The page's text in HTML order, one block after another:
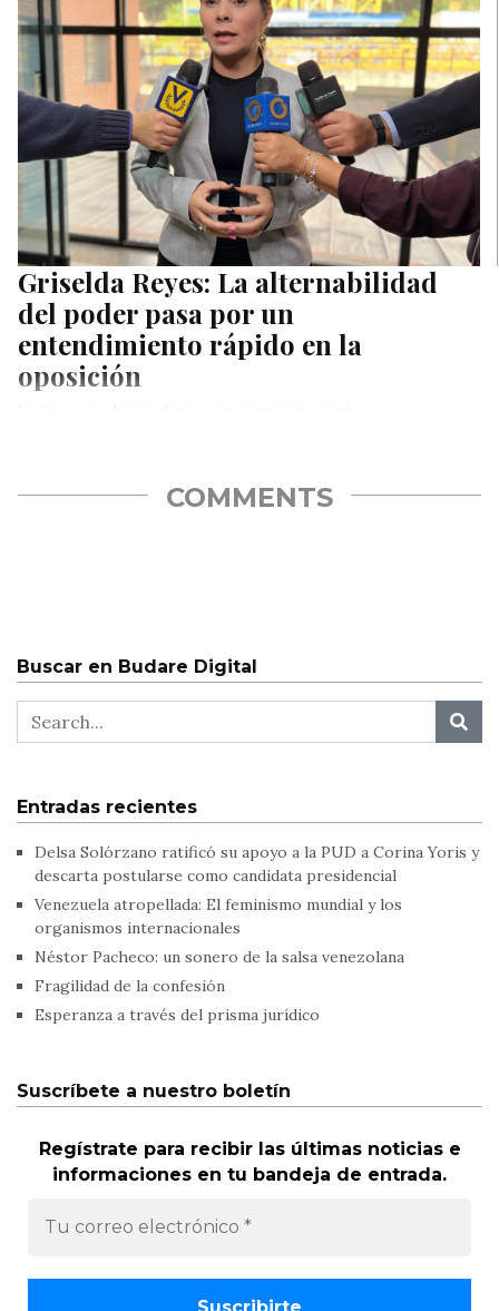
Griselda Reyes: La alternabilidad
del poder pasa por un
entendimiento rápido en la
oposición
COMMENTS
Buscar en Budare Digital
Entradas recientes
Delsa Solórzano ratificó su apoyo a la PUD a Corina Yoris y
descarta postularse como candidata presidencial
Venezuela atropellada: El feminismo mundial y los
organismos internacionales
Néstor Pacheco: un sonero de la salsa venezolana
Fragilidad de la confesión
Esperanza a través del prisma jurídico
Suscríbete a nuestro boletín
Regístrate para recibir las últimas noticias e
informaciones en tu bandeja de entrada.